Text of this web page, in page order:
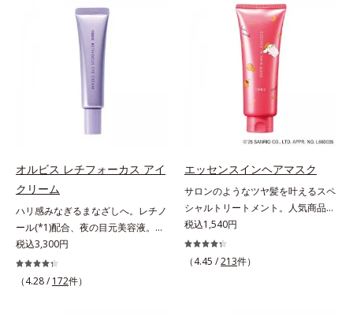
祭りは、こちら
オトギリソウエキス配合＝肌にうる
おいを与え、うるおいに満ちたハリ
ツヤ肌へ導く保湿成分アレルギーテ
スト済＝全ての方にアレルギーが起
こらないということではありませ
成独自の（Ｃ１２－２０）アルキル
グルコシド（保湿）で形成するミセ
ルから、汚れをはね返す水の膜をつ
くる技術が日本初（2024年12月時
点、J－GLOBALによる自社調べ）
*2 オルビス内でかつてないオイル
クレンジングのこと*3 ポーラ化成
独自の（Ｃ１２－２０）アルキルグ
ルコシド（保湿）で形成するミセル
による*6 キメの乱れによる＜使用
量目安＞適量＜使用ステップ＞オル
ビス ザ クレンジング オイル ⇒
洗顔料 ⇒ 化粧水 ⇒ 保湿液
※W洗顔が必要です＜使用方法＞1.
適量（2プッシュ程度）をとり、手
透スピードがアップ(*5)し、浸透し
にくい大人肌の深く(*3)まで素早く
届けます。真皮のコラーゲン産生を
促進し、年齢とともに刻まれる深い
悩みのシワを改善しながら、過剰な
メラニン生成を防ぎ未来のシミ・ソ
バカスを予防します。さらに独自研
で、"顔全体にご使用いただける設
計"。見えているシワはもちろん、
自分では気づきにくい死角のシワの
改善にも効果を発揮します。*1 メ
ラニンの生成を抑え、シミ・ソバカ
スを防ぐ*2 ナイアシンアミド（有
効成分）、水添大豆リン脂質、フィ
す。年齢肌による黄ぐすみや血色の
悪さに対応した色設計で、白浮きせ
ずパッと明るい印象を叶えます。こ
れ1本で、日中美容クリーム・日焼
け止め・化粧下地・カラーコントロ
ール・コンシーラー・パウダー・フ
ァンデーションの7役を兼ねる多機
能BB。慌ただしい朝でもパパッと
塗るだけで、厚塗り感のない、自然
なツヤめきのある美肌に整えます。
*1 年齢を重ねた肌*2 オルビス内BB
クリームのカバー力
オルビス レチフォーカス アイ
クリーム
ハリ感みなぎるまなざしへ。レチノ
ール(*1)配合、夜の目元美容液。オ
ルビスの目元技術を結集し、ハリ感
みなぎるまなざしへ。レチノール
(*1)配合の目元美容液です。目元悩
税込3,300円
（4.28 / 172件）
エッセンスインヘアマスク
サロンのようなツヤ髪を叶えるスペ
シャルトリートメント。人気商品
「エッセンスインヘアミルク」と同
じシリーズの、お風呂で美しいツヤ
髪を叶えるスペシャルヘアマスクで
税込1,540円
（4.45 /213件）